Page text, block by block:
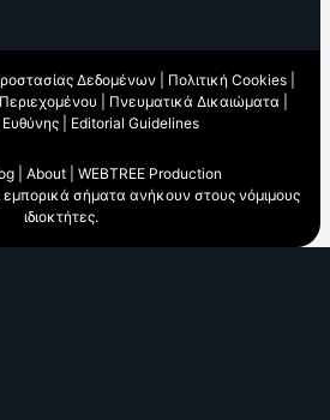
Δεδομένων Πολιτική Cookies
Πνευματικά Δικαιώματα
Editorial Guidelines
| About
WEBTREE Production
σήματα ανήκουν στους νόμιμους
ιδιοκτήτες.